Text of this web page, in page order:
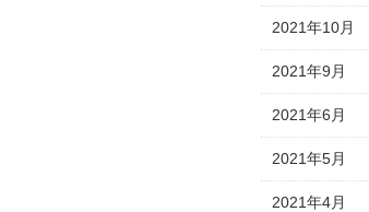
2021年10月
2021年9月
2021年6月
2021年5月
2021年4月